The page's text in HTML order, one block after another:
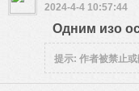
2024-4-4 10:57:44
Одним изо
提示: 作者被禁止